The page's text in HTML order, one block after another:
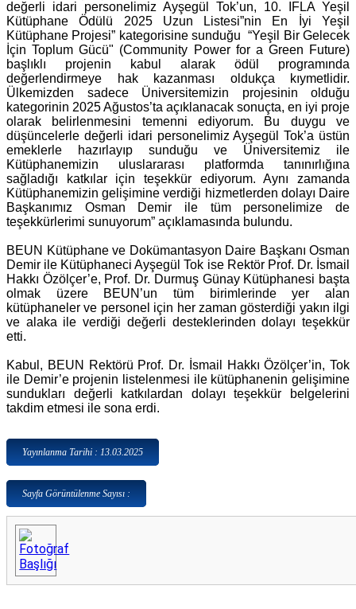
değerli idari personelimiz Ayşegül Tok’un, 10. IFLA Yeşil
Kütüphane Ödülü 2025 Uzun Listesi”nin En İyi Yeşil
Kütüphane Projesi” kategorisine sunduğu “Yeşil Bir Gelecek
İçin Toplum Gücü" (Community Power for a Green Future)
başlıklı projenin kabul alarak ödül programında
değerlendirmeye hak kazanması oldukça kıymetlidir.
Ülkemizden sadece Üniversitemizin projesinin olduğu
kategorinin 2025 Ağustos’ta açıklanacak sonuçta, en iyi proje
olarak belirlenmesini temenni ediyorum. Bu duygu ve
düşüncelerle değerli idari personelimiz Ayşegül Tok’a üstün
emeklerle hazırlayıp sunduğu ve Üniversitemiz ile
Kütüphanemizin uluslararası platformda tanınırlığına
sağladığı katkılar için teşekkür ediyorum. Aynı zamanda
Kütüphanemizin gelişimine verdiği hizmetlerden dolayı Daire
Başkanımız Osman Demir ile tüm personelimize de
teşekkürlerimi sunuyorum” açıklamasında bulundu.
BEUN Kütüphane ve Dokümantasyon Daire Başkanı Osman
Demir ile Kütüphaneci Ayşegül Tok ise Rektör Prof. Dr. İsmail
Hakkı Özölçer’e, Prof. Dr. Durmuş Günay Kütüphanesi başta
olmak üzere BEUN’un tüm birimlerinde yer alan
kütüphaneler ve personel için her zaman gösterdiği yakın ilgi
ve alaka ile verdiği değerli desteklerinden dolayı teşekkür
etti.
Kabul, BEUN Rektörü Prof. Dr. İsmail Hakkı Özölçer’in, Tok
ile Demir’e projenin listelenmesi ile kütüphanenin gelişimine
sundukları değerli katkılardan dolayı teşekkür belgelerini
takdim etmesi ile sona erdi.
Yayınlanma Tarihi : 13.03.2025
Sayfa Görüntülenme Sayısı :